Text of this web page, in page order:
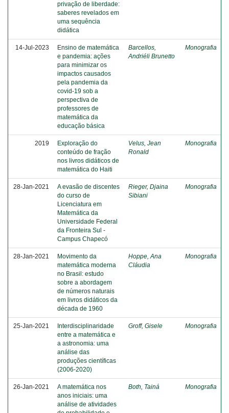
privação de liberdade:
saberes revelados em
uma sequência
didática
14-Jul-2023
Ensino de matemática
e pandemia: ações
para minimizar os
impactos causados
pela pandemia da
covid-19 sob a
perspectiva de
professores de
matemática da
educação básica
Barcellos,
Andriéli Brunetto
Monografia
2019
Exploração do
conteúdo de fração
nos livros didáticos de
matemática do Haiti
Velus, Jean
Ronald
Monografia
28-Jan-2021
A evasão de discentes
do curso de
Licenciatura em
Matemática da
Universidade Federal
da Fronteira Sul -
Campus Chapecó
Rieger, Djaina
Sibiani
Monografia
28-Jan-2021
Movimento da
matemática moderna
no Brasil: estudo
sobre a abordagem
de números naturais
em livros didáticos da
década de 1960
Hoppe, Ana
Cláudia
Monografia
25-Jan-2021
Interdisciplinaridade
entre a matemática e
a astronomia: uma
análise das
produções científicas
(2006-2020)
Groff, Gisele Monografia
26-Jan-2021
A matemática nos
anos iniciais: uma
análise de atividades
Both, Tainá Monografia